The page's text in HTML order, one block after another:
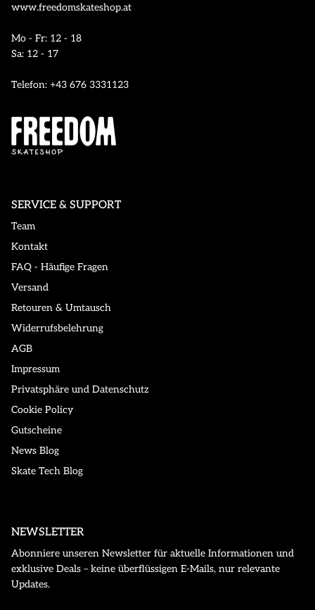
www.freedomskateshop.at
Mo - Fr: 12 - 18
Sa: 12 - 17
Telefon: +43 676 3331123
SERVICE & SUPPORT
Team
Kontakt
FAQ - Häufige Fragen
Versand
Retouren & Umtausch
Widerrufsbelehrung
AGB
Impressum
Privatsphäre und Datenschutz
Cookie Policy
Gutscheine
News Blog
Skate Tech Blog
NEWSLETTER
Abonniere unseren Newsletter für aktuelle Informationen und
exklusive Deals – keine überflüssigen E-Mails, nur relevante
Updates.